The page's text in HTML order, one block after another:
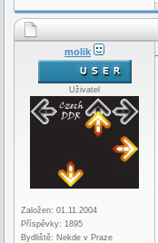
molik
Uživatel
Založen: 01.11.2004
Příspěvky: 1895
Bydliště: Nekde v Praze